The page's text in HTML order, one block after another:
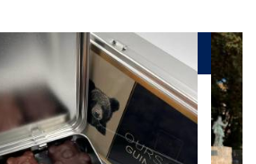
Galerie